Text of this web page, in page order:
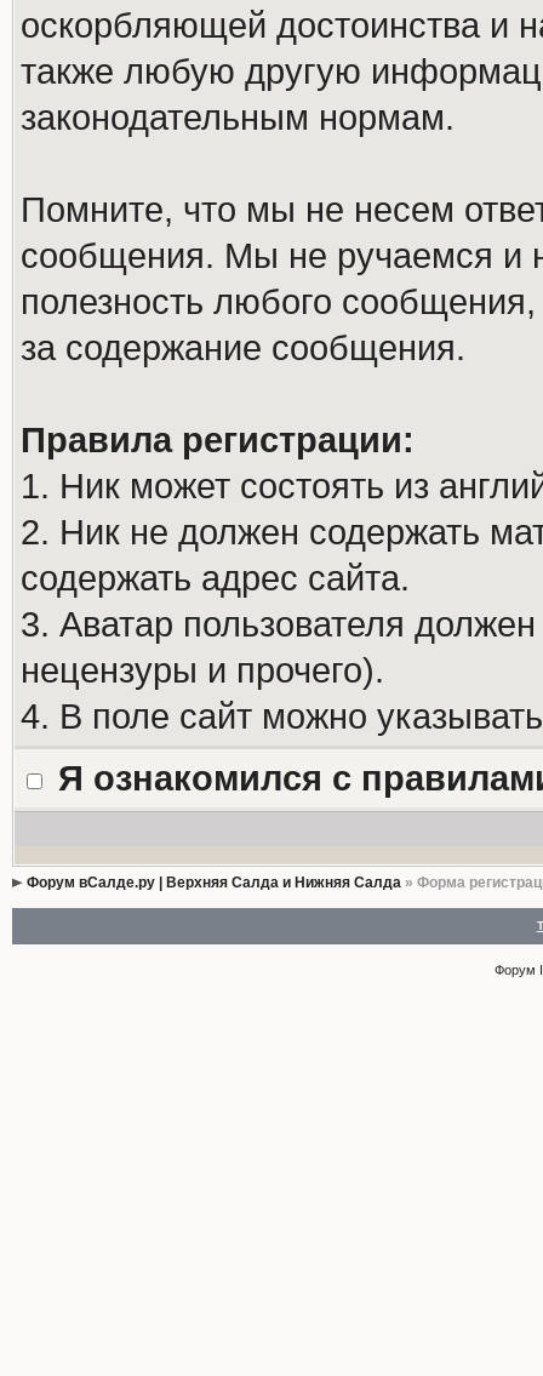
оскорбляющей достоинства и
также любую другую
законодательным нормам.
Помните, что мы не несем
сообщения. Мы не ручаемся и
полезность любого
за содержание сообщения.
Правила регистрации:
1. Ник может состоять из
2. Ник не должен содержать
содержать адрес сайта.
3. Аватар пользователя
нецензуры и прочего).
4. В поле сайт можно
Я ознакомился с
Форум вСалде.ру | Верхняя Салда и Нижняя Салда» Форма
Форум